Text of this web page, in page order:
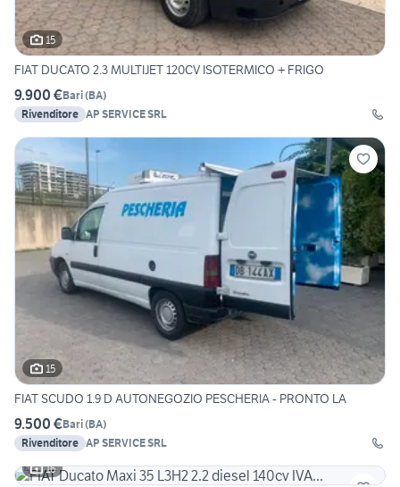
15
FIAT DUCATO 2.3 MULTIJET 120CV ISOTERMICO + FRIGO
9.900 €Bari(BA)
Rivenditore AP SERVICE SRL
15
FIAT SCUDO 1.9 D AUTONEGOZIO PESCHERIA - PRONTO LA
9.500 €Bari(BA)
Rivenditore AP SERVICE SRL
16